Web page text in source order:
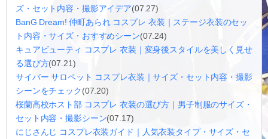
ズ・セット内容・撮影アイデア(07.27)
BanG Dream! 仲町あられ コスプレ 衣装｜ステージ衣装のセッ
ト内容・サイズ・おすすめシーン(07.24)
キュアビューティ コスプレ 衣装｜変身後スタイルを美しく見せ
る選び方(07.21)
サイバー サロペット コスプレ衣装｜サイズ・セット内容・撮影
シーンをチェック(07.20)
桜蘭高校ホスト部 コスプレ 衣装の選び方｜男子制服のサイズ・
セット内容・撮影シーン(07.17)
にじさんじ コスプレ衣装ガイド｜人気衣装タイプ・サイズ・セ